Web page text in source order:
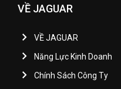
VỀ JAGUAR
VỀ JAGUAR
Năng Lực Kinh Doanh
Chính Sách Công Ty